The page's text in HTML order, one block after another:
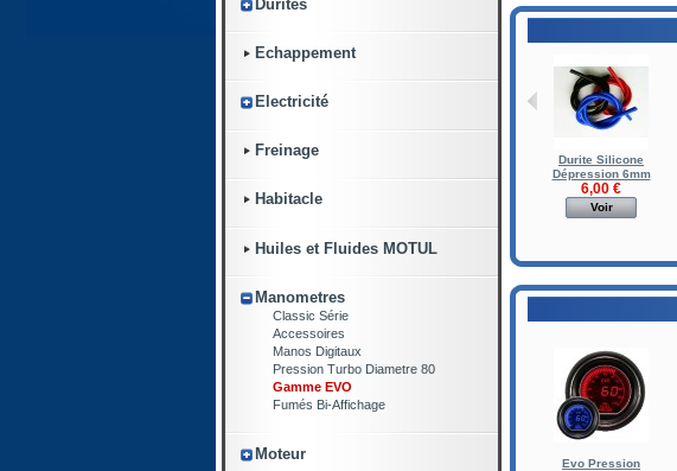
Durites
Echappement
Electricité
Freinage
Habitacle
Huiles et Fluides MOTUL
Manometres
Classic Série
Accessoires
Manos Digitaux
Pression Turbo Diametre 80
Gamme EVO
Fumés Bi-Affichage
Moteur
Durite Silicone
Dépression 6mm
6,00 €
Voir
Evo Pression